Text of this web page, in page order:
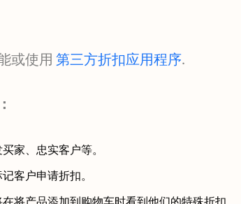
或使用 第三方折扣应用程序.
家、忠实客户等。
客户申请折扣。
将产品添加到购物车时看到他们的特殊折扣。